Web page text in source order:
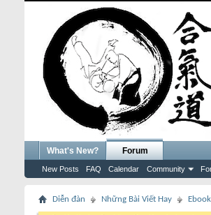
What's New? Forum
New Posts FAQ Calendar Community
Diễn đàn Những Bài Viết Hay Ebook